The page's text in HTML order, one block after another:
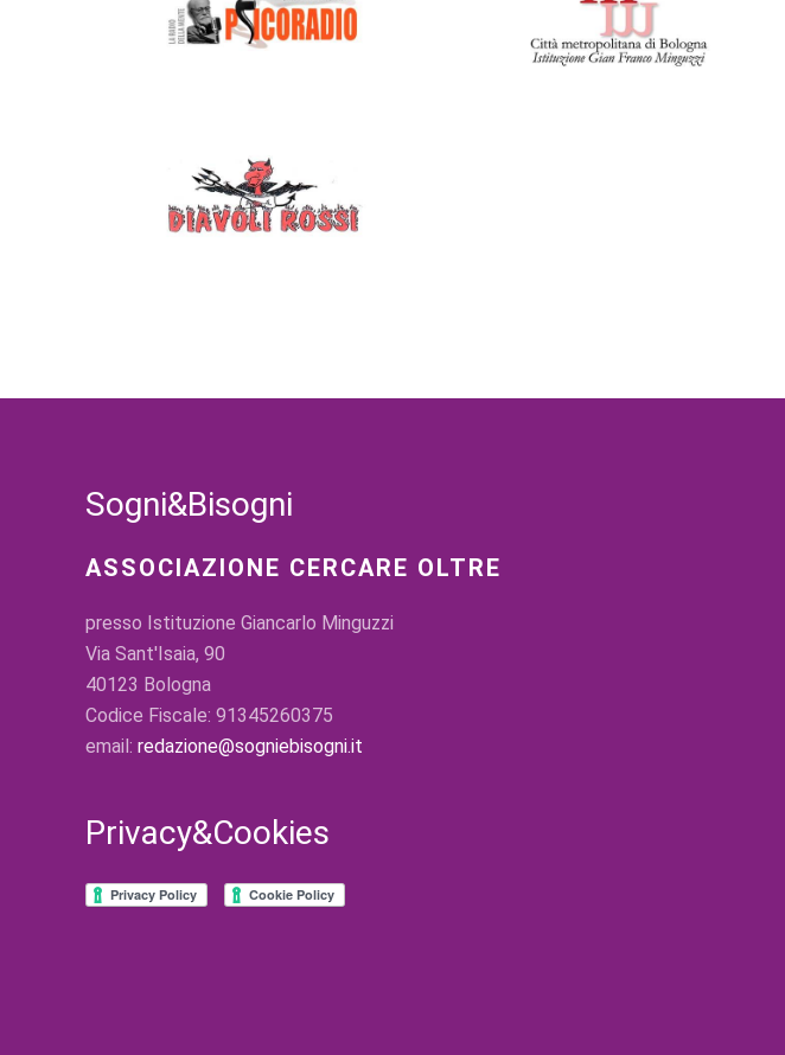
Sogni&Bisogni
ASSOCIAZIONE CERCARE OLTRE
presso Istituzione Giancarlo Minguzzi
Via Sant'Isaia, 90
40123 Bologna
Codice Fiscale: 91345260375
email: redazione@sogniebisogni.it
Privacy&Cookies